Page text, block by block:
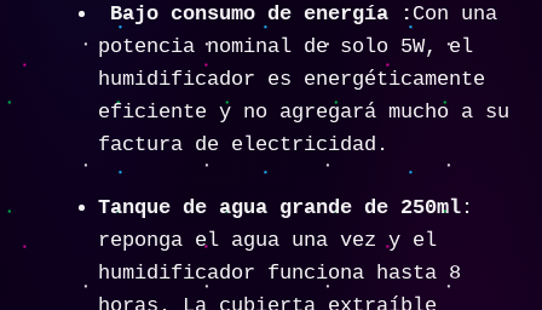
Bajo consumo de energía : Con una
potencia nominal de solo 5W, el
humidificador es energéticamente
eficiente y no agregará mucho a su
factura de electricidad.
Tanque de agua grande de 250ml :
reponga el agua una vez y el
humidificador funciona hasta 8